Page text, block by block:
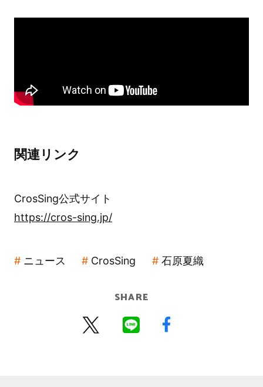
関連リンク
CrosSing公式サイト
https://cros-sing.jp/
ニュース CrosSing 石原夏織
SHARE